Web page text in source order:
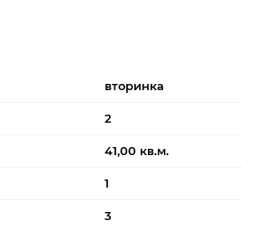
вторинка
2
41,00 кв.м.
1
3